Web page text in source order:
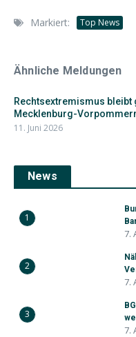
Markiert: Top News
Ähnliche Meldungen
Rechtsextremismus bleibt
Mecklenburg-
11. Juni 2026
News
1
7.
2
7.
3
7.